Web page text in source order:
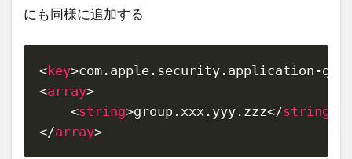
にも同様に追加する
<key>com.apple.security.application-
<array>
<string>group.xxx.yyy.zzz</string
</array>